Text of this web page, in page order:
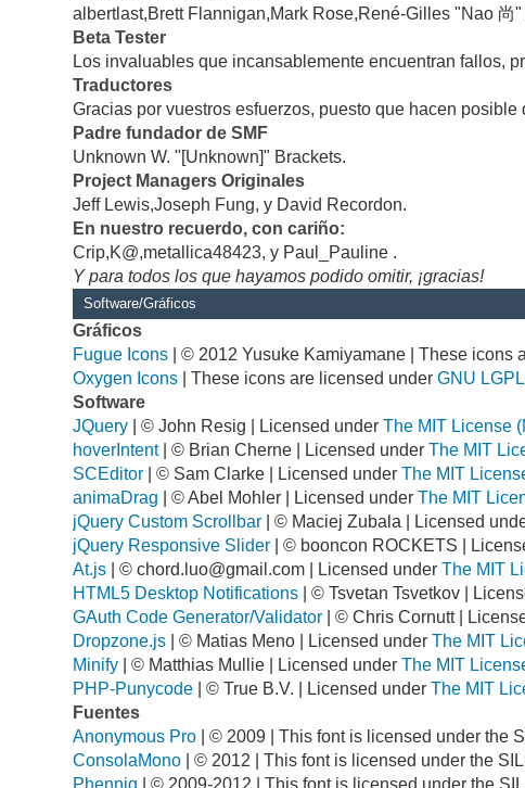
albertlast,Brett Flannigan,Mark Rose,René-Gilles "Nao
Beta Tester
Los invaluables que incansablemente encuentran fallos,
Traductores
Gracias por vuestros esfuerzos, puesto que hacen
Padre fundador de SMF
Unknown W. "[Unknown]" Brackets.
Project Managers Originales
Jeff Lewis,Joseph Fung, y David Recordon.
En nuestro recuerdo, con cariño:
Crip,K@,metallica48423, y Paul_Pauline .
Y para todos los que hayamos podido omitir, ¡gracias!
Software/Gráficos
Gráficos
Fugue Icons | © 2012 Yusuke Kamiyamane | These
Oxygen Icons | These icons are licensed underGNU
Software
JQuery | © John Resig | Licensed underThe MIT License
hoverIntent| © Brian Cherne | Licensed underThe MIT
SCEditor | © Sam Clarke | Licensed underThe MIT
animaDrag | © Abel Mohler | Licensed underThe MIT
jQuery Custom Scrollbar | © Maciej Zubala | Licensed
jQuery Responsive Slider | © booncon ROCKETS |
At.js | ©chord.luo@gmail.com | Licensed underThe MIT
HTML5 Desktop Notifications | © Tsvetan Tsvetkov |
GAuth Code Generator/Validator | © Chris Cornutt |
Dropzone.js | © Matias Meno | Licensed underThe MIT
Minify | © Matthias Mullie | Licensed underThe MIT
PHP-Punycode | © True B.V. | Licensed underThe MIT
Fuentes
Anonymous Pro | © 2009 | This font is licensed under the
ConsolaMono | © 2012 | This font is licensed under the